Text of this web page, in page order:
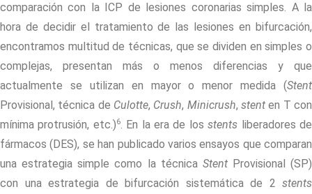
comparación con la ICP de lesiones coronarias simples. A la
hora de decidir el tratamiento de las lesiones en bifurcación,
encontramos multitud de técnicas, que se dividen en simples o
complejas, presentan más o menos diferencias y que
actualmente se utilizan en mayor o menor medida (Stent
Provisional, técnica de Culotte, Crush, Minicrush,stent en T con
mínima protrusión, etc.)6. En la era de losstents liberadores de
fármacos (DES), se han publicado varios ensayos que comparan
una estrategia simple como la técnica StentProvisional (SP)
con una estrategia de bifurcación sistemática de 2 stents